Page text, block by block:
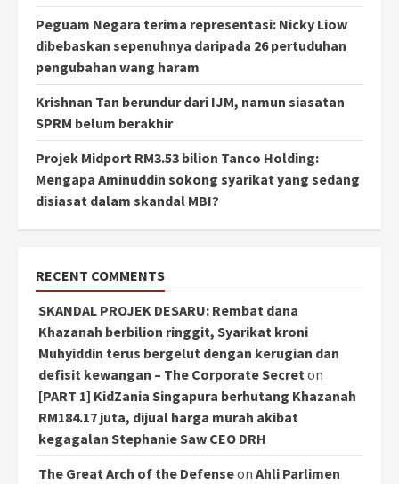
Peguam Negara terima representasi: Nicky Liow
dibebaskan sepenuhnya daripada 26 pertuduhan
pengubahan wang haram
Krishnan Tan berundur dari IJM, namun siasatan
SPRM belum berakhir
Projek Midport RM3.53 bilion Tanco Holding:
Mengapa Aminuddin sokong syarikat yang sedang
disiasat dalam skandal MBI?
RECENT COMMENTS
SKANDAL PROJEK DESARU: Rembat dana
Khazanah berbilion ringgit, Syarikat kroni
Muhyiddin terus bergelut dengan kerugian dan
defisit kewangan – The Corporate Secreton
[PART 1] KidZania Singapura berhutang Khazanah
RM184.17 juta, dijual harga murah akibat
kegagalan Stephanie Saw CEO DRH
The Great Arch of the Defenseon Ahli Parlimen